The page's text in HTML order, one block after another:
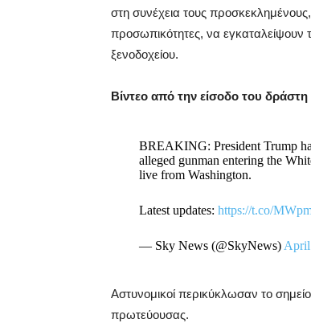
στη συνέχεια τους
προσωπικότητες, να εγκαταλείψουν
ξενοδοχείου.
Βίντεο από την είσοδο του
BREAKING: President Trump
alleged gunman entering the
live from Washington.
Latest updates: https://t.co/
— Sky News (@SkyNews)April
Αστυνομικοί περικύκλωσαν το
πρωτεύουσας.